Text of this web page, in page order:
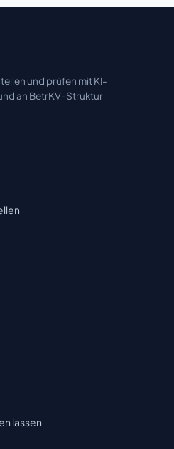
und prüfen mit KI-
an BetrKV-Struktur
lassen